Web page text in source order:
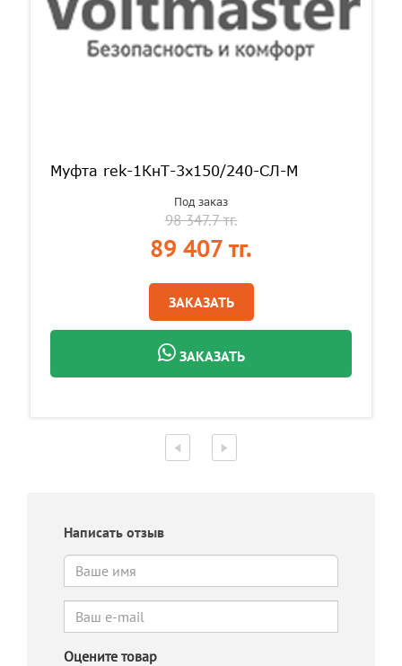
Муфта rek-1КнТ-3х150/240-СЛ-М
Под заказ
98 347.7 тг.
89 407 тг.
ЗАКАЗАТЬ
ЗАКАЗАТЬ
Написать отзыв
Оцените товар